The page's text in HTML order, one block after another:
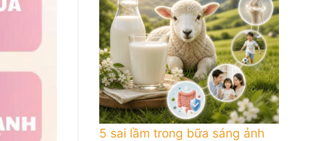
5 sai lầm trong bữa sáng ảnh